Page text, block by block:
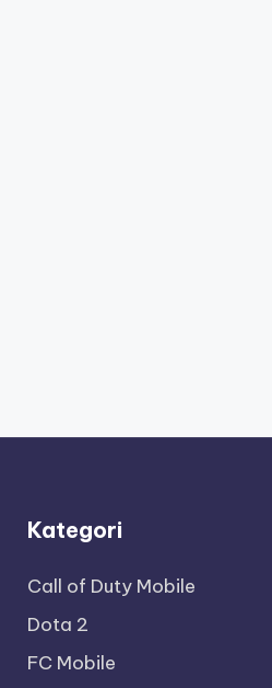
Kategori
Call of Duty Mobile
Dota 2
FC Mobile